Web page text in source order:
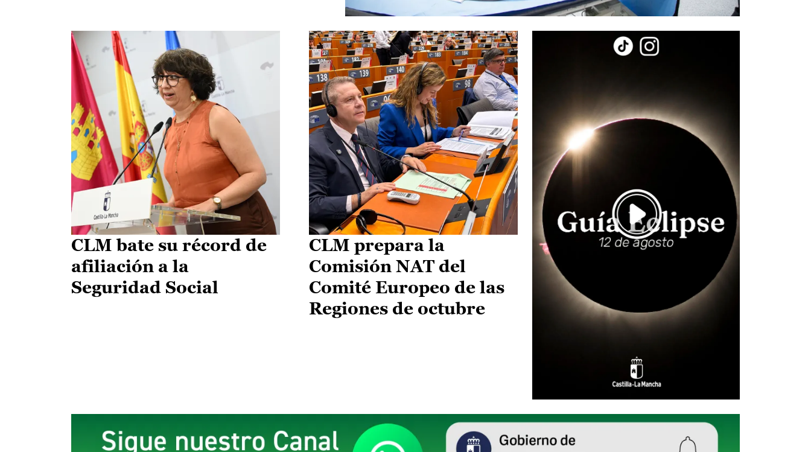
CLM bate su récord de
afiliación a la
Seguridad Social
CLM prepara la
Comisión NAT del
Comité Europeo de las
Regiones de octubre